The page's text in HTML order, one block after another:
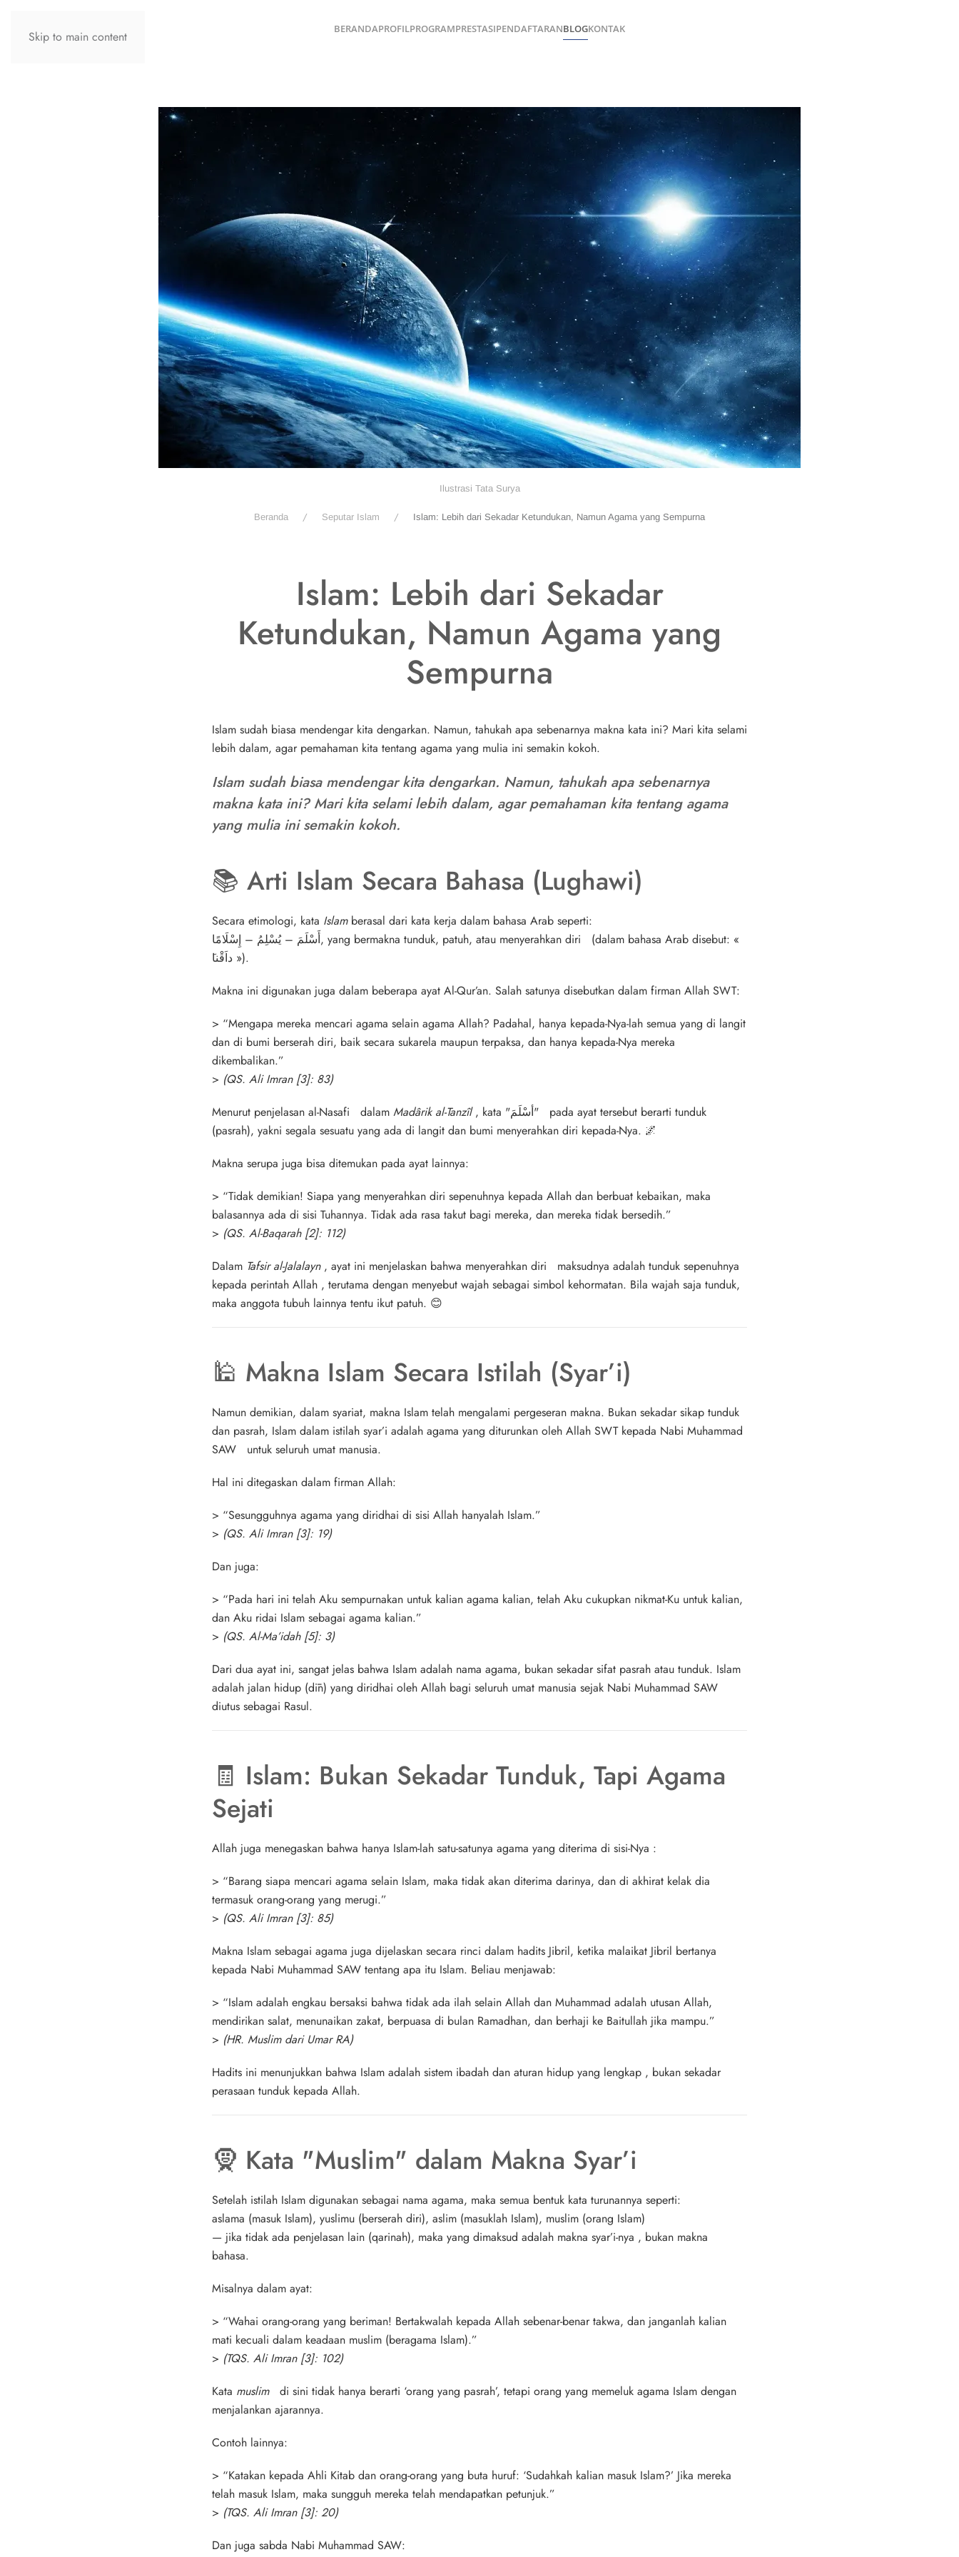
Skip to main content
BERANDAPROFILPROGRAMPRESTASIPENDAFTARANBLOGKONTAK
Ilustrasi Tata Surya
Beranda Seputar Islam Islam: Lebih dari Sekadar Ketundukan, Namun Agama yang Sempurna
Islam: Lebih dari Sekadar
Ketundukan, Namun Agama yang
Sempurna
Islam sudah biasa mendengar kita dengarkan. Namun, tahukah apa sebenarnya makna kata ini? Mari kita selami
lebih dalam, agar pemahaman kita tentang agama yang mulia ini semakin kokoh.
Islam sudah biasa mendengar kita dengarkan. Namun, tahukah apa sebenarnya
makna kata ini? Mari kita selami lebih dalam, agar pemahaman kita tentang agama
yang mulia ini semakin kokoh.
📚 Arti Islam Secara Bahasa (Lughawi)
Secara etimologi, kata Islamberasal dari kata kerja dalam bahasa Arab seperti:
أَسْلَمَ – يُسْلِمُ – إِسْلَامًا, yang bermakna tunduk, patuh, atau menyerahkan diri (dalam bahasa Arab disebut: «
َداَقْنا »).
Makna ini digunakan juga dalam beberapa ayat Al-Qur’an. Salah satunya disebutkan dalam firman Allah SWT:
> “Mengapa mereka mencari agama selain agama Allah? Padahal, hanya kepada-Nya-lah semua yang di langit
dan di bumi berserah diri, baik secara sukarela maupun terpaksa, dan hanya kepada-Nya mereka
dikembalikan.”
> (QS. Ali Imran [3]: 83)
Menurut penjelasan al-Nasafi dalam Madârik al-Tanzîl, kata "أسْلَمَ" pada ayat tersebut berarti tunduk
(pasrah), yakni segala sesuatu yang ada di langit dan bumi menyerahkan diri kepada-Nya. 🌌
Makna serupa juga bisa ditemukan pada ayat lainnya:
> “Tidak demikian! Siapa yang menyerahkan diri sepenuhnya kepada Allah dan berbuat kebaikan, maka
balasannya ada di sisi Tuhannya. Tidak ada rasa takut bagi mereka, dan mereka tidak bersedih.”
> (QS. Al-Baqarah [2]: 112)
Dalam Tafsir al-Jalalayn, ayat ini menjelaskan bahwa menyerahkan diri maksudnya adalah tunduk sepenuhnya
kepada perintah Allah , terutama dengan menyebut wajah sebagai simbol kehormatan. Bila wajah saja tunduk,
maka anggota tubuh lainnya tentu ikut patuh. 😊
🕌 Makna Islam Secara Istilah (Syar’i)
Namun demikian, dalam syariat, makna Islam telah mengalami pergeseran makna. Bukan sekadar sikap tunduk
dan pasrah, Islam dalam istilah syar’i adalah agama yang diturunkan oleh Allah SWT kepada Nabi Muhammad
SAW untuk seluruh umat manusia.
Hal ini ditegaskan dalam firman Allah:
> “Sesungguhnya agama yang diridhai di sisi Allah hanyalah Islam.”
> (QS. Ali Imran [3]: 19)
Dan juga:
> “Pada hari ini telah Aku sempurnakan untuk kalian agama kalian, telah Aku cukupkan nikmat-Ku untuk kalian,
dan Aku ridai Islam sebagai agama kalian.”
> (QS. Al-Ma’idah [5]: 3)
Dari dua ayat ini, sangat jelas bahwa Islam adalah nama agama, bukan sekadar sifat pasrah atau tunduk. Islam
adalah jalan hidup (dīn) yang diridhai oleh Allah bagi seluruh umat manusia sejak Nabi Muhammad SAW
diutus sebagai Rasul.
🧾 Islam: Bukan Sekadar Tunduk, Tapi Agama
Sejati
Allah juga menegaskan bahwa hanya Islam-lah satu-satunya agama yang diterima di sisi-Nya :
> “Barang siapa mencari agama selain Islam, maka tidak akan diterima darinya, dan di akhirat kelak dia
termasuk orang-orang yang merugi.”
> (QS. Ali Imran [3]: 85)
Makna Islam sebagai agama juga dijelaskan secara rinci dalam hadits Jibril, ketika malaikat Jibril bertanya
kepada Nabi Muhammad SAW tentang apa itu Islam. Beliau menjawab:
> “Islam adalah engkau bersaksi bahwa tidak ada ilah selain Allah dan Muhammad adalah utusan Allah,
mendirikan salat, menunaikan zakat, berpuasa di bulan Ramadhan, dan berhaji ke Baitullah jika mampu.”
> (HR. Muslim dari Umar RA)
Hadits ini menunjukkan bahwa Islam adalah sistem ibadah dan aturan hidup yang lengkap , bukan sekadar
perasaan tunduk kepada Allah.
🧕 Kata "Muslim" dalam Makna Syar’i
Setelah istilah Islam digunakan sebagai nama agama, maka semua bentuk kata turunannya seperti:
aslama (masuk Islam), yuslimu (berserah diri), aslim (masuklah Islam), muslim (orang Islam)
— jika tidak ada penjelasan lain (qarinah), maka yang dimaksud adalah makna syar’i-nya , bukan makna
bahasa.
Misalnya dalam ayat:
> “Wahai orang-orang yang beriman! Bertakwalah kepada Allah sebenar-benar takwa, dan janganlah kalian
mati kecuali dalam keadaan muslim (beragama Islam).”
> (TQS. Ali Imran [3]: 102)
Kata muslimdi sini tidak hanya berarti ‘orang yang pasrah’, tetapi orang yang memeluk agama Islam dengan
menjalankan ajarannya.
Contoh lainnya:
> “Katakan kepada Ahli Kitab dan orang-orang yang buta huruf: ‘Sudahkah kalian masuk Islam?’ Jika mereka
telah masuk Islam, maka sungguh mereka telah mendapatkan petunjuk.”
> (TQS. Ali Imran [3]: 20)
Dan juga sabda Nabi Muhammad SAW: